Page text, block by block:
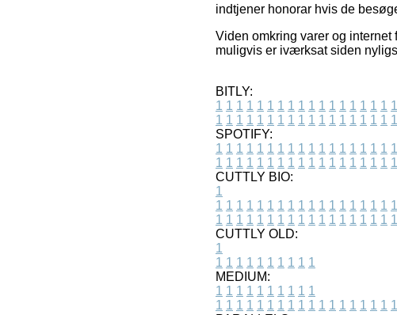
indtjener honorar hvis de
Viden omkring varer og internet
muligvis er iværksat siden
BITLY:
1 1 1 1 1 1 1 1 1 1 1 1 1 1 1 1 1 1
1 1 1 1 1 1 1 1 1 1 1 1 1 1 1 1 1 1
SPOTIFY:
1 1 1 1 1 1 1 1 1 1 1 1 1 1 1 1 1 1
1 1 1 1 1 1 1 1 1 1 1 1 1 1 1 1 1 1
CUTTLY BIO:
1
1 1 1 1 1 1 1 1 1 1 1 1 1 1 1 1 1 1
1 1 1 1 1 1 1 1 1 1 1 1 1 1 1 1 1 1
CUTTLY OLD:
1
1 1 1 1 1 1 1 1 1 1
MEDIUM:
1 1 1 1 1 1 1 1 1 1
1 1 1 1 1 1 1 1 1 1 1 1 1 1 1 1 1 1